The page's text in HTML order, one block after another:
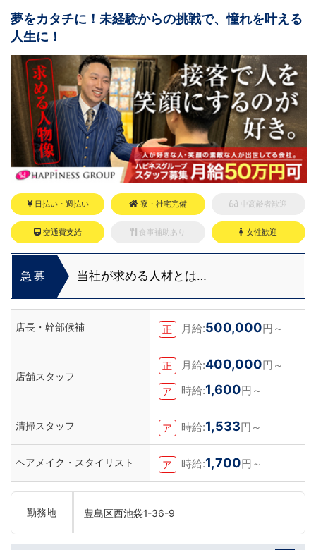
夢をカタチに！未経験からの挑戦で、憧れを叶える
人生に！
日払い・週払い 寮・社宅完備 中高齢者歓迎
交通費支給 食事補助あり 女性歓迎
急募 当社が求める人材とは…
店長・幹部候補 正 月給:500,000円～
店舗スタッフ
正 月給:400,000円～
ア 時給:1,600円～
清掃スタッフ ア 時給:1,533円～
ヘアメイク・スタイリスト ア 時給:1,700円～
勤務地 豊島区西池袋1-36-9